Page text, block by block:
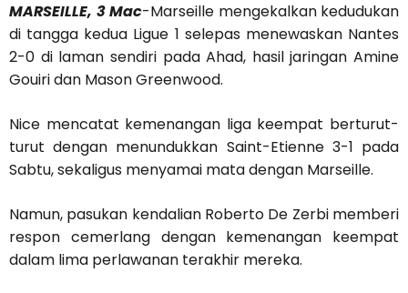
MARSEILLE, 3 Mac-Marseille mengekalkan kedudukan
di tangga kedua Ligue 1 selepas menewaskan Nantes
2-0 di laman sendiri pada Ahad, hasil jaringan Amine
Gouiri dan Mason Greenwood.
Nice mencatat kemenangan liga keempat berturut-
turut dengan menundukkan Saint-Etienne 3-1 pada
Sabtu, sekaligus menyamai mata dengan Marseille.
Namun, pasukan kendalian Roberto De Zerbi memberi
respon cemerlang dengan kemenangan keempat
dalam lima perlawanan terakhir mereka.